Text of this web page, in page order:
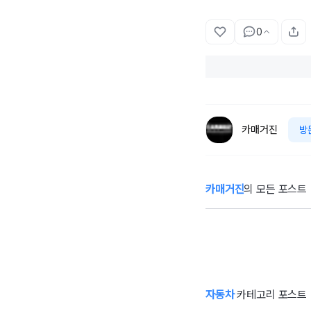
0
카매거진 방
카매거진의 모든 포스트
55주년 맞은 미우
자동차카테고리 포스트